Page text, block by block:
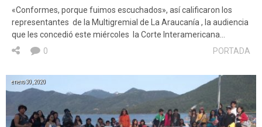
«Conformes, porque fuimos escuchados», así calificaron los
representantes de la Multigremial de La Araucanía , la audiencia
que les concedió este miércoles la Corte Interamericana…
PORTADA
0
enero 30, 2020